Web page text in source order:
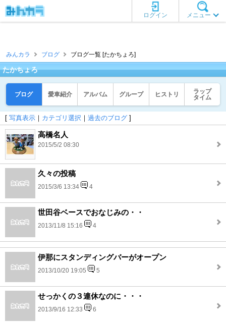
メニュー
ログイン
みんカラ ブログ ブログ一覧 [たかちょろ]
たかちょろ
ブログ 愛車紹介 アルバム グループ ヒストリ
ラップ
タイム
[ 写真表示 ｜ カテゴリ選択 ｜ 過去のブログ ]
高橋名人
2015/5/2 08:30
久々の投稿
2015/3/6 13:34 4
世田谷ベースでおなじみの・・
2013/11/8 15:16 4
伊那にスタンディングバーがオープン
2013/10/20 19:05 5
せっかくの３連休なのに・・・
2013/9/16 12:33 6